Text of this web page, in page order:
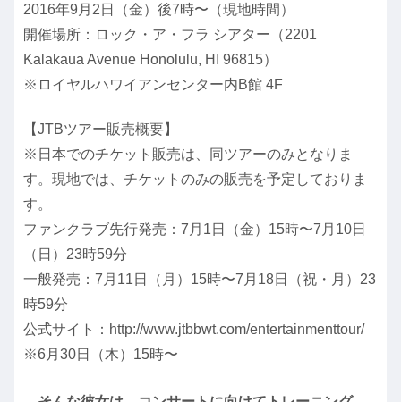
2016年9月2日（金）後7時〜（現地時間）
開催場所：ロック・ア・フラ シアター（2201
Kalakaua Avenue Honolulu, HI 96815）
※ロイヤルハワイアンセンター内B館 4F
【JTBツアー販売概要】
※日本でのチケット販売は、同ツアーのみとなりま
す。現地では、チケットのみの販売を予定しておりま
す。
ファンクラブ先行発売：7月1日（金）15時〜7月10日
（日）23時59分
一般発売：7月11日（月）15時〜7月18日（祝・月）23
時59分
公式サイト：http://www.jtbbwt.com/entertainmenttour/
※6月30日（木）15時〜